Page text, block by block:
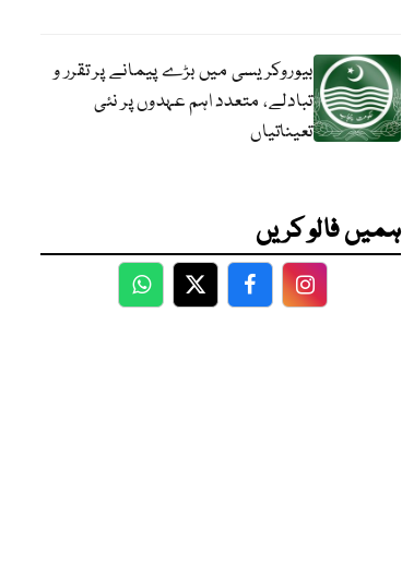
بیوروکریسی میں بڑے پیمانے پر تقرر و
تبادلے، متعدد اہم عہدوں پر نئی
تعیناتیاں
ہمیں فالو کریں
WhatsApp
TwitterFacebookFacebook